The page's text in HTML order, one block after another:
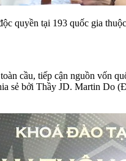
tại 193 quốc gia
cầu, tiếp cận nguồn vốn
sẻ bởi Thầy JD. Martin Do